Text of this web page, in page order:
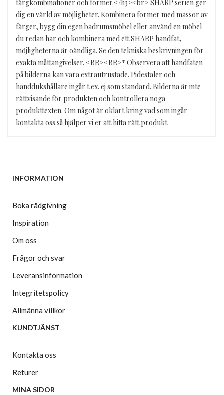
färgkombinationer och former.</h3><br> SHARP serien ger
dig en värld av möjligheter. Kombinera former med massor av
färger, bygg din egen badrumsmöbel eller använd en möbel
du redan har och kombinera med ett SHARP handfat,
möjligheterna är oändliga. Se den tekniska beskrivningen för
exakta måttangivelser. <BR><BR>* Observera att handfaten
på bilderna kan vara extrautrustade. Pidestaler och
handdukshållare ingår t.ex. ej som standard. Bilderna är inte
rättvisande för produkten och kontrollera noga
produkttexten. Om något är oklart kring vad som ingår
kontakta oss så hjälper vi er att hitta rätt produkt.
INFORMATION
Boka rådgivning
Inspiration
Om oss
Frågor och svar
Leveransinformation
Integritetspolicy
Allmänna villkor
KUNDTJÄNST
Kontakta oss
Returer
MINA SIDOR